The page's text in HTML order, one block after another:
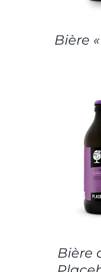
Bière
AJOUTER AU
Bière